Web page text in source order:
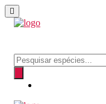
Pesquisar produtos